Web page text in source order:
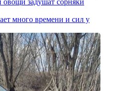
много времени и сил у